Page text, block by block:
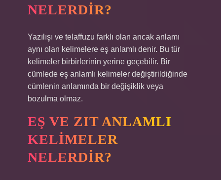
NELERDIR?
Yazılışı ve telaffuzu farklı olan ancak anlamı
aynı olan kelimelere eş anlamlı denir. Bu tür
kelimeler birbirlerinin yerine geçebilir. Bir
cümlede eş anlamlı kelimeler değiştirildiğinde
cümlenin anlamında bir değişiklik veya
bozulma olmaz.
EŞ VE ZIT ANLAMLI
KELIMELER
NELERDIR?